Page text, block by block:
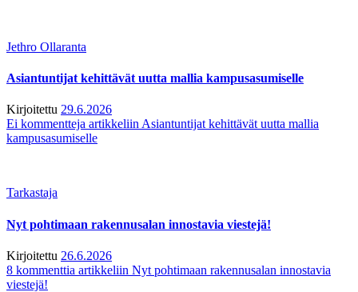
Jethro Ollaranta
Asiantuntijat kehittävät uutta mallia kampusasumiselle
Kirjoitettu 29.6.2026
Ei kommentteja artikkeliin Asiantuntijat kehittävät uutta mallia
kampusasumiselle
Tarkastaja
Nyt pohtimaan rakennusalan innostavia viestejä!
Kirjoitettu 26.6.2026
8 kommenttia artikkeliin Nyt pohtimaan rakennusalan innostavia
viestejä!